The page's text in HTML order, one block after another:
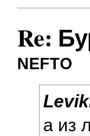
Re:
NEFTO
а из